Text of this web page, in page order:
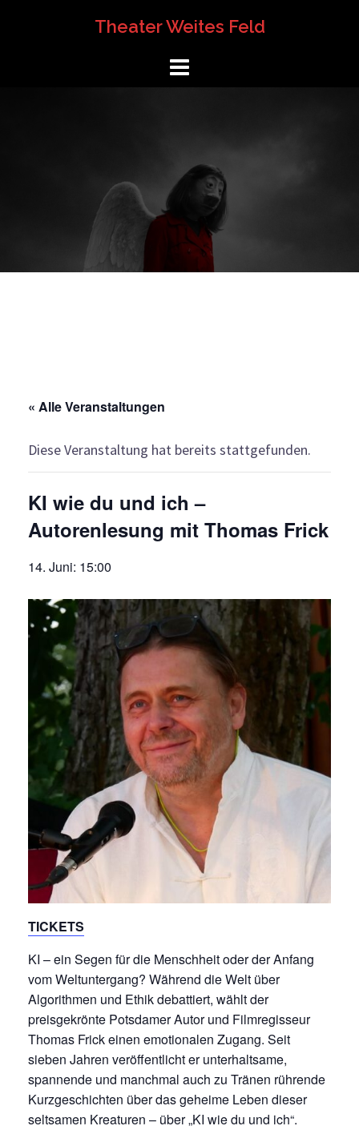
Theater Weites Feld
« Alle Veranstaltungen
Diese Veranstaltung hat bereits stattgefunden.
KI wie du und ich –
Autorenlesung mit Thomas Frick
14. Juni: 15:00
TICKETS
KI – ein Segen für die Menschheit oder der Anfang
vom Weltuntergang? Während die Welt über
Algorithmen und Ethik debattiert, wählt der
preisgekrönte Potsdamer Autor und Filmregisseur
Thomas Frick einen emotionalen Zugang. Seit
sieben Jahren veröffentlicht er unterhaltsame,
spannende und manchmal auch zu Tränen rührende
Kurzgeschichten über das geheime Leben dieser
seltsamen Kreaturen – über „KI wie du und ich“.